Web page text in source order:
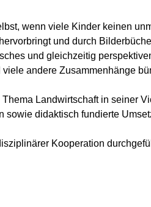
wenn viele Kinder keinen
und durch
und gleichzeitig
andere Zusammenhänge
Landwirtschaft in seiner
didaktisch fundierte
Kooperation